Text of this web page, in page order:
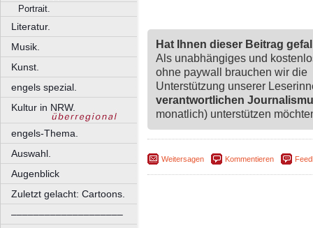
Portrait.
Literatur.
Musik.
Kunst.
engels spezial.
Kultur in NRW.
engels-Thema.
Auswahl.
Augenblick
Zuletzt gelacht: Cartoons.
––––––––––––––––––––
Hat Ihnen dieser Beitrag
Als unabhängiges und
ohne paywall brauchen wir die
Unterstützung unserer
verantwortlichen
monatlich) unterstützen
Weitersagen Kommentieren